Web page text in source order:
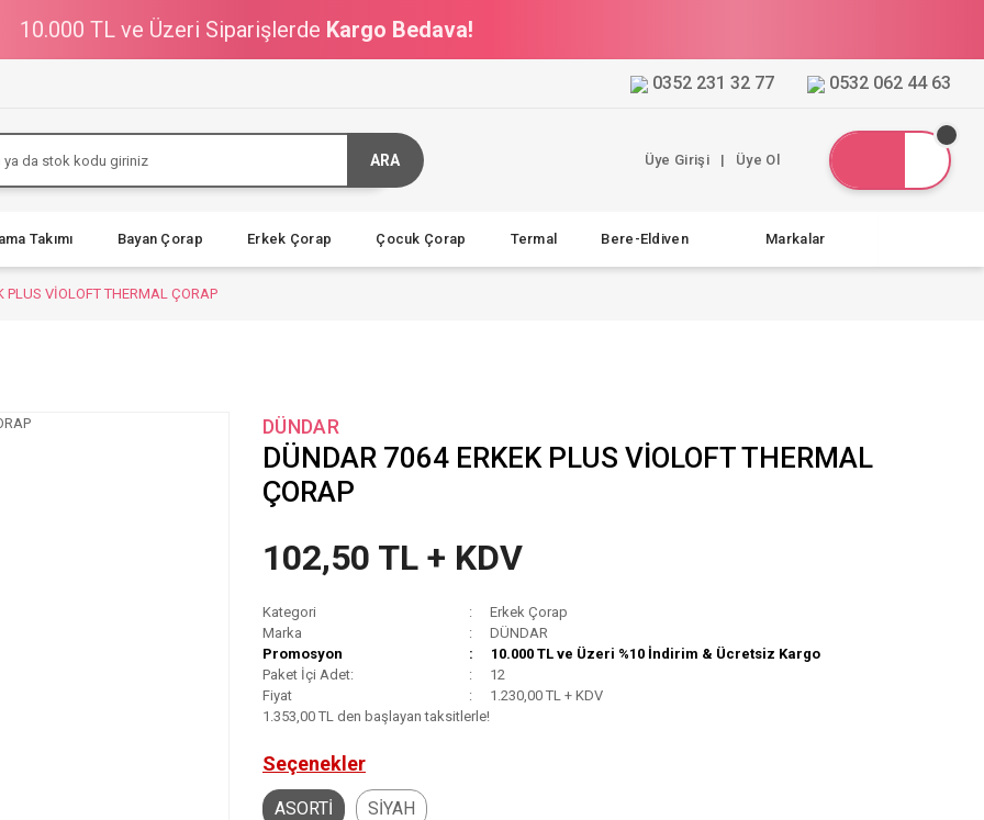
10.000 TL ve Üzeri Siparişlerde Kargo Bedava!
0352 231 32 77 0532 062 44 63
ARA Üye Girişi | Üye Ol
Takımı Bayan Çorap Erkek Çorap Çocuk Çorap Termal Bere-Eldiven Markalar
PLUS VİOLOFT THERMAL ÇORAP
DÜNDAR
DÜNDAR 7064 ERKEK PLUS VİOLOFT THERMAL
ÇORAP
102,50 TL + KDV
Kategori
Erkek Çorap
Marka
DÜNDAR
Promosyon
10.000 TL ve Üzeri %10 İndirim & Ücretsiz Kargo
Paket İçi Adet:
12
Fiyat
1.230,00 TL + KDV
1.353,00 TL den başlayan taksitlerle!
Seçenekler
ASORTİ SİYAH